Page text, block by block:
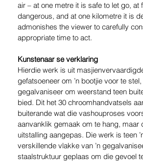
air – at one metre it is safe to let go, at
dangerous, and at one kilometre it is
admonishes the viewer to carefully
appropriate time to act.
Kunstenaar se verklaring
Hierdie werk is uit
gefatsoeneer om ’n bootjie voor te
gegalvaniseer om weerstand teen
bied. Dit het 30 chroomhandvatsels
buiterande wat die vashouproses
aanvanklik gemaak om te hang, maar
uitstalling aangepas. Die werk is teen
verskillende vlakke van ’n
staalstruktuur geplaas om die gevoel